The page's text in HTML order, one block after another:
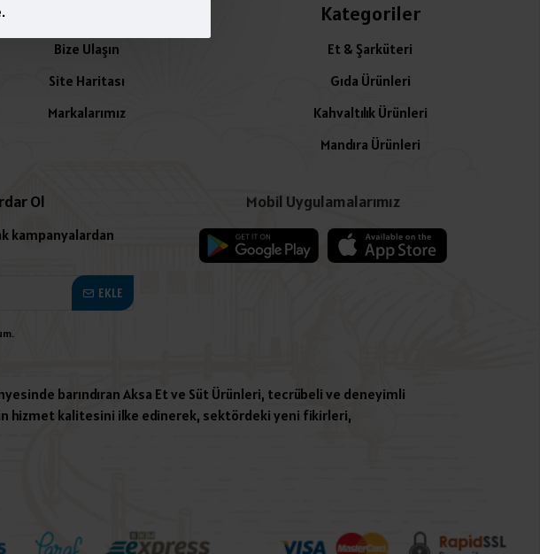
Bize Ulaşın
Site Haritası
Markalarımız
Kategoriler
Et & Şarküteri
Gıda Ürünleri
Kahvaltılık Ürünleri
Mandıra Ürünleri
Ol
kampanyalardan
EKLE
Mobil Uygulamalarımız
barındıran Aksa Et ve Süt Ürünleri, tecrübeli ve deneyimli
hizmet kalitesini ilke edinerek, sektördeki yeni fikirleri,